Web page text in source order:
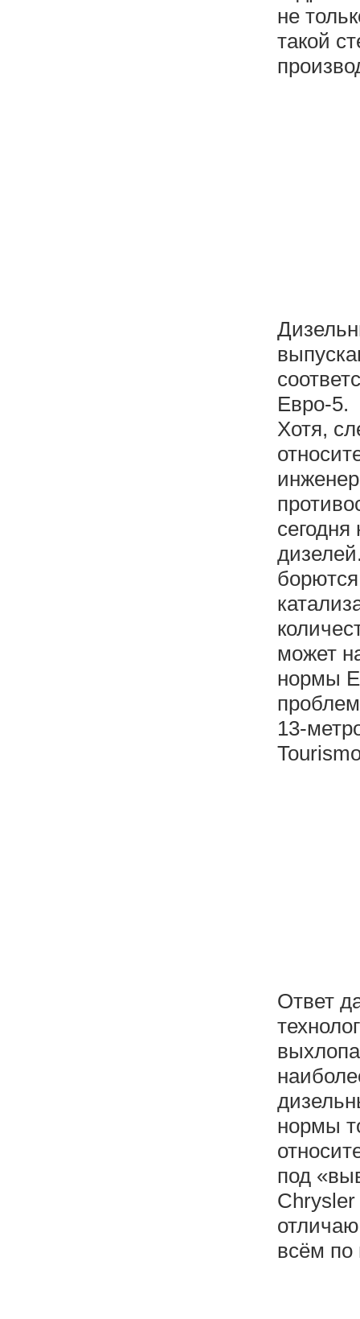
не
такой
Евро-5.
Хотя,
может
нормы
13-
Ответ
нормы
под
всём по